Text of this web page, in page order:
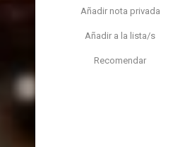
Añadir nota privada
Añadir a la lista/s
Recomendar